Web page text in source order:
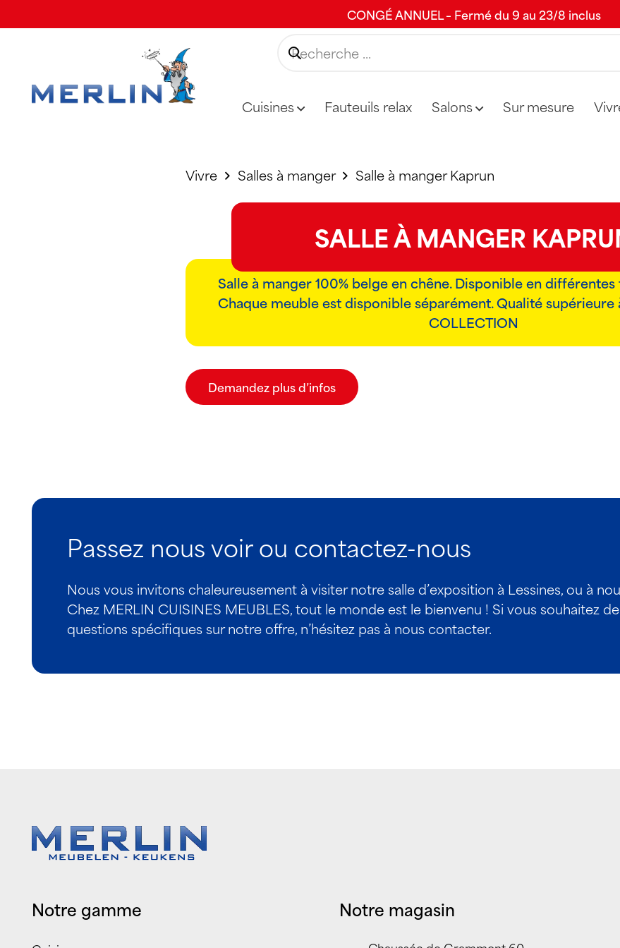
CONGÉ ANNUEL – Fermé du 9 au 23/8 inclus
Cuisines Fauteuils relax Salons Sur mesure
Vivre Salles à manger Salle à manger Kaprun
SALLE À MANGER
Salle à manger 100% belge en chêne. Disponible en
Chaque meuble est disponible séparément. Qualité supérieure
COLLECTION
Demandez plus d’infos
Passez nous voir ou contactez-nous
Nous vous invitons chaleureusement à visiter notre salle d’exposition à Lessines, ou à
Chez MERLIN CUISINES MEUBLES, tout le monde est le bienvenu ! Si vous souhaitez
questions spécifiques sur notre offre, n’hésitez pas à nous contacter.
Notre gamme Notre magasin